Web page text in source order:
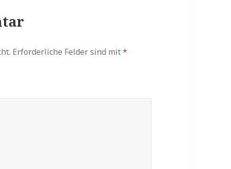
Erforderliche Felder sind mit*